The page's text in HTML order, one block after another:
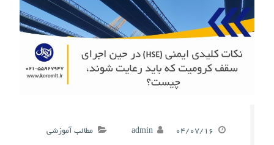
۰۴/۰۷/۱۶ admin مطالب آموزشی